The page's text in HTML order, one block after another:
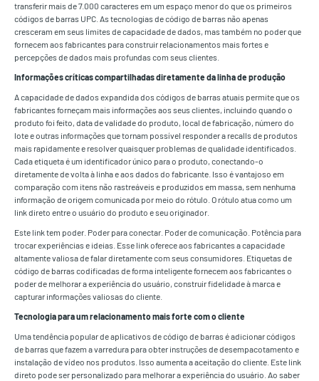
transferir mais de 7.000 caracteres em um espaço menor do que os primeiros
códigos de barras UPC. As tecnologias de código de barras não apenas
cresceram em seus limites de capacidade de dados, mas também no poder que
fornecem aos fabricantes para construir relacionamentos mais fortes e
percepções de dados mais profundas com seus clientes.
Informações críticas compartilhadas diretamente da linha de produção
A capacidade de dados expandida dos códigos de barras atuais permite que os
fabricantes forneçam mais informações aos seus clientes, incluindo quando o
produto foi feito, data de validade do produto, local de fabricação, número do
lote e outras informações que tornam possível responder a recalls de produtos
mais rapidamente e resolver quaisquer problemas de qualidade identificados.
Cada etiqueta é um identificador único para o produto, conectando-o
diretamente de volta à linha e aos dados do fabricante. Isso é vantajoso em
comparação com itens não rastreáveis e produzidos em massa, sem nenhuma
informação de origem comunicada por meio do rótulo. O rótulo atua como um
link direto entre o usuário do produto e seu originador.
Este link tem poder. Poder para conectar. Poder de comunicação. Potência para
trocar experiências e ideias. Esse link oferece aos fabricantes a capacidade
altamente valiosa de falar diretamente com seus consumidores. Etiquetas de
código de barras codificadas de forma inteligente fornecem aos fabricantes o
poder de melhorar a experiência do usuário, construir fidelidade à marca e
capturar informações valiosas do cliente.
Tecnologia para um relacionamento mais forte com o cliente
Uma tendência popular de aplicativos de código de barras é adicionar códigos
de barras que fazem a varredura para obter instruções de desempacotamento e
instalação de vídeo nos produtos. Isso aumenta a aceitação do cliente. Este link
direto pode ser personalizado para melhorar a experiência do usuário. Ao saber